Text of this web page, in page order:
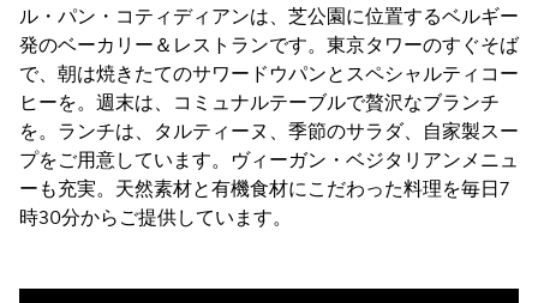
ル・パン・コティディアンは、芝公園に位置するベルギー
発のベーカリー＆レストランです。東京タワーのすぐそば
で、朝は焼きたてのサワードウパンとスペシャルティコー
ヒーを。週末は、コミュナルテーブルで贅沢なブランチ
を。ランチは、タルティーヌ、季節のサラダ、自家製スー
プをご用意しています。ヴィーガン・ベジタリアンメニュ
ーも充実。天然素材と有機食材にこだわった料理を毎日7
時30分からご提供しています。